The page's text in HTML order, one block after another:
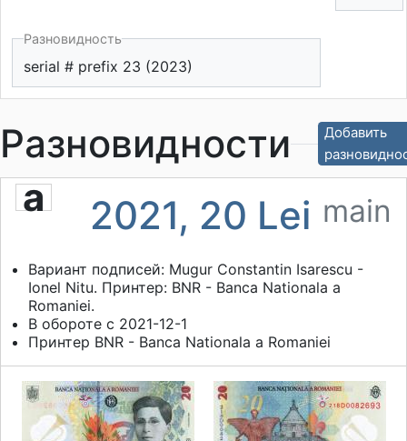
Разновидность
serial # prefix 23 (2023)
Разновидности
Добавить
a 2021, 20 Lei main
Вариант подписей: Mugur Constantin Isarescu -
Ionel Nitu. Принтер: BNR - Banca Nationala a
Romaniei.
В обороте с 2021-12-1
Принтер BNR - Banca Nationala a Romaniei